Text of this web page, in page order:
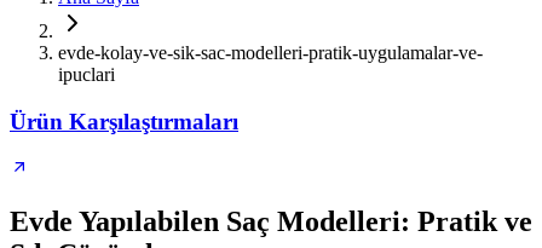
evde-kolay-ve-sik-sac-modelleri-pratik-uygulamalar-ve-
ipuclari
Ürün Karşılaştırmaları
Evde Yapılabilen Saç Modelleri: Pratik ve